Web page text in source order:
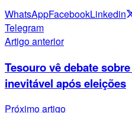
WhatsAppFacebookLinkedin
Telegram
Artigo anterior
Tesouro vê debate
inevitável após eleições
Próximo artigo